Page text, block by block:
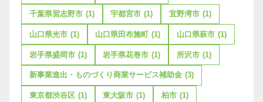
千葉県習志野市 (1) 宇都宮市 (1) 宜野湾市 (1)
山口県光市 (1) 山口県田布施町 (1) 山口県萩市 (1)
岩手県盛岡市 (1) 岩手県花巻市 (1) 所沢市 (1)
新事業進出・ものづくり商業サービス補助金 (3)
東京都渋谷区 (1) 東大阪市 (1) 柏市 (1)